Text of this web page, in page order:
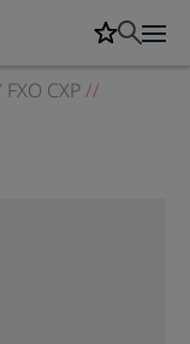
FXO CXP//